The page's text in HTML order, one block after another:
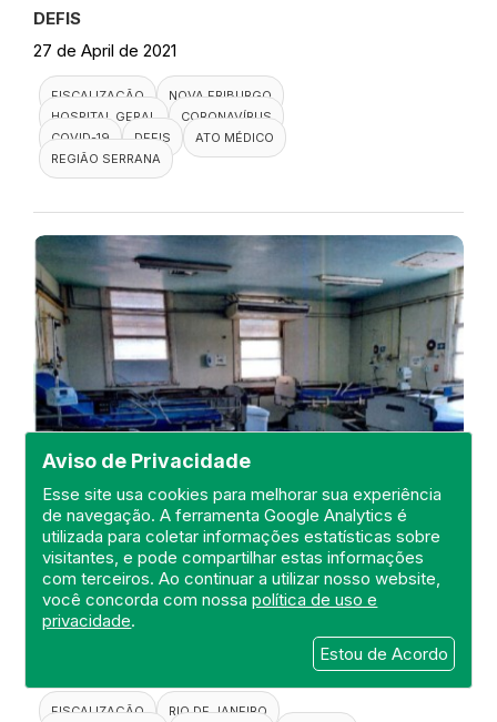
Aviso de Privacidade
Esse site usa cookies para melhorar sua experiência
de navegação. A ferramenta Google Analytics é
utilizada para coletar informações estatísticas sobre
visitantes, e pode compartilhar estas informações
com terceiros. Ao continuar a utilizar nosso website,
você concorda com nossapolítica de uso e
privacidade.
Estou de Acordo
DEFIS
27 de April de 2021
FISCALIZAÇÃO
NOVA FRIBURGO
HOSPITAL GERAL
CORONAVÍRUS
COVID-19
DEFIS
ATO MÉDICO
REGIÃO SERRANA
Visita de Fiscalização no Hospital
Estadual Carlos Chagas
DEFIS
FISCALIZAÇÃO RIO DE JANEIRO